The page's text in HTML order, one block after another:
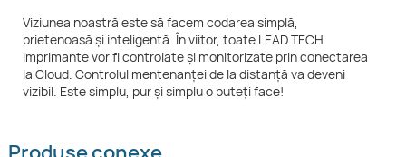
Viziunea noastră este să facem codarea simplă,
prietenoasă și inteligentă. În viitor, toate LEAD TECH
imprimante vor fi controlate și monitorizate prin conectarea
la Cloud. Controlul mentenanței de la distanță va deveni
vizibil. Este simplu, pur și simplu o puteți face!